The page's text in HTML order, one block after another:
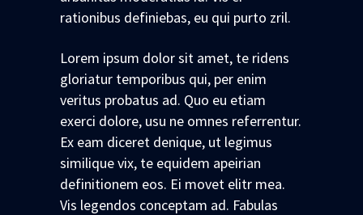
rationibus definiebas, eu qui purto zril.
Lorem ipsum dolor sit amet, te ridens
gloriatur temporibus qui, per enim
veritus probatus ad. Quo eu etiam
exerci dolore, usu ne omnes referrentur.
Ex eam diceret denique, ut legimus
similique vix, te equidem apeirian
definitionem eos. Ei movet elitr mea.
Vis legendos conceptam ad. Fabulas